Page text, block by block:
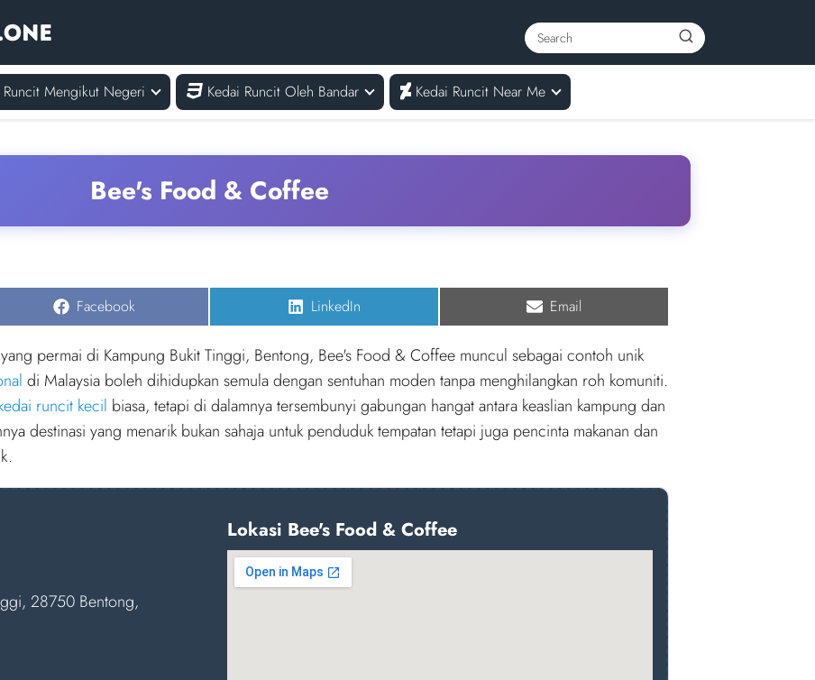
Runcit Mengikut Negeri Kedai Runcit Oleh Bandar Kedai Runcit Near Me
Bee's Food & Coffee
Share
Facebook Share
LinkedIn Share
Email
permai di Kampung Bukit Tinggi, Bentong, Bee's Food & Coffee muncul sebagai contoh unik
di Malaysia boleh dihidupkan semula dengan sentuhan moden tanpa menghilangkan roh komuniti.
runcit kecil biasa, tetapi di dalamnya tersembunyi gabungan hangat antara keaslian kampung dan
destinasi yang menarik bukan sahaja untuk penduduk tempatan tetapi juga pencinta makanan dan
28750 Bentong,
Lokasi Bee's Food & Coffee